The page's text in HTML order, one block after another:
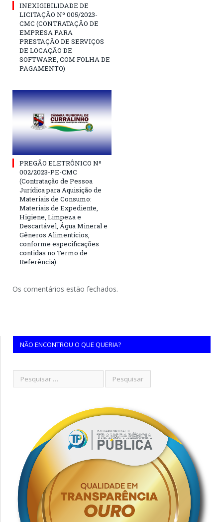
INEXIGIBILIDADE DE
LICITAÇÃO Nº 005/2023-
CMC (CONTRATAÇÃO DE
EMPRESA PARA
PRESTAÇÃO DE SERVIÇOS
DE LOCAÇÃO DE
SOFTWARE, COM FOLHA DE
PAGAMENTO)
PREGÃO ELETRÔNICO Nº
002/2023-PE-CMC
(Contratação de Pessoa
Jurídica para Aquisição de
Materiais de Consumo:
Materiais de Expediente,
Higiene, Limpeza e
Descartável, Água Mineral e
Gêneros Alimentícios,
conforme especificações
contidas no Termo de
Referência)
Os comentários estão fechados.
NÃO ENCONTROU O QUE QUERIA?